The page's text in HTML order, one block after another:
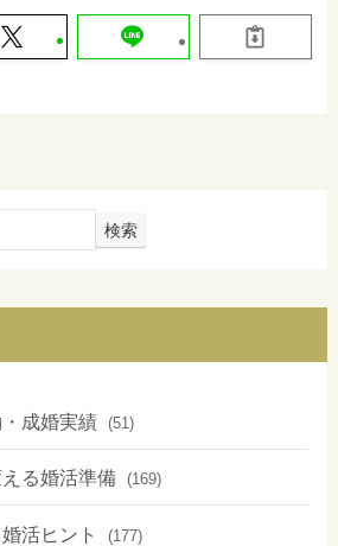
検索
成婚実績 (51)
る婚活準備 (169)
活ヒント (177)